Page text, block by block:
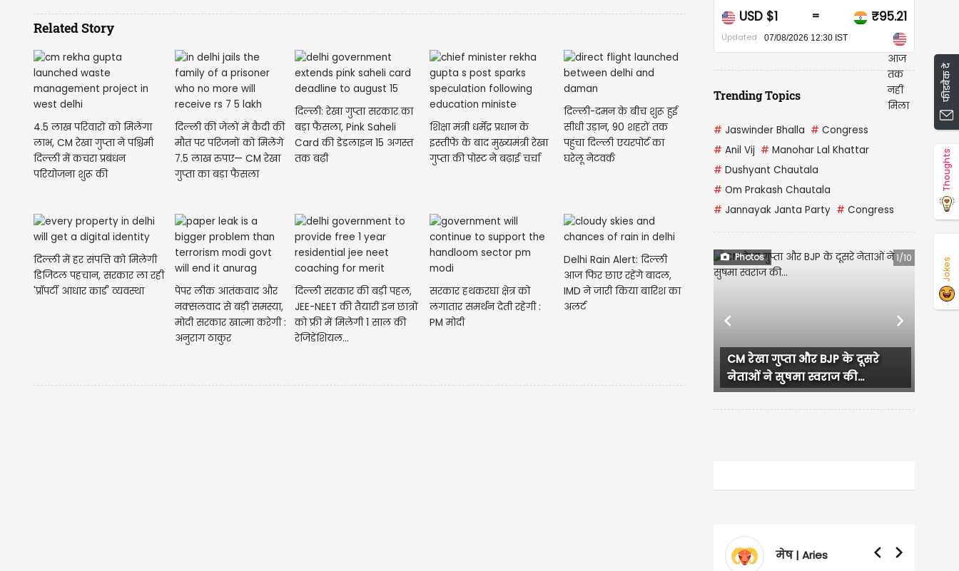
Related Story
4.5 लाख परिवारों को मिलेगा
लाभ, CM रेखा गुप्ता ने पश्चिमी
दिल्ली में कचरा प्रबंधन
परियोजना शुरू की
दिल्ली की जेलों में कैदी की
मौत पर परिजनों को मिलेंगे
7.5 लाख रुपए— CM रेखा
गुप्ता का बड़ा फैसला
दिल्ली: रेखा गुप्ता सरकार का
बड़ा फैसला, Pink Saheli
Card की डेडलाइन 15 अगस्त
तक बढ़ी
शिक्षा मंत्री धर्मेंद्र प्रधान के
इस्तीफे के बाद मुख्यमंत्री रेखा
गुप्ता की पोस्ट ने बढ़ाई चर्चा
दिल्ली-दमन के बीच शुरू हुई
सीधी उड़ान, 90 शहरों तक
पहुंचा दिल्ली एयरपोर्ट का
घरेलू नेटवर्क
दिल्ली में हर संपत्ति को मिलेगी
डिजिटल पहचान, सरकार ला रही
'प्रॉपर्टी आधार कार्ड' व्यवस्था
पेपर लीक आतंकवाद और
नक्सलवाद से बड़ी समस्या,
मोदी सरकार खात्मा करेगी :
अनुराग ठाकुर
दिल्ली सरकार की बड़ी पहल,
JEE-NEET की तैयारी इन छात्रों
को फ्री में मिलेगी 1 साल की
रेजिडेंशियल...
सरकार हथकरघा क्षेत्र को
लगातार समर्थन देती रहेगी :
PM मोदी
Delhi Rain Alert: दिल्ली
आज फिर छाए रहेंगे बादल,
IMD ने जारी किया बारिश का
अलर्ट
USD $1 = ₹95.21
Updated 07/08/2026 12:30 IST
Trending Topics
# Jaswinder Bhalla # Congress
# Anil Vij # Manohar Lal Khattar
# Dushyant Chautala
# Om Prakash Chautala
# Jannayak Janta Party # Congress
Photos 1/10
CM रेखा गुप्ता और BJP के दूसरे
नेताओं ने सुषमा स्वराज की...
Previous Next
मेष | Aries
फीडबैक दें
Thoughts
Jokes